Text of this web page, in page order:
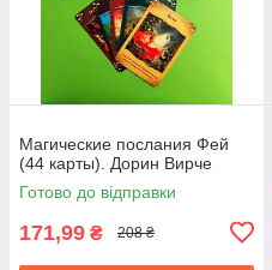
Магические послания Фей
(44 карты). Дорин Вирче
Готово до відправки
171,99 ₴ 208 ₴